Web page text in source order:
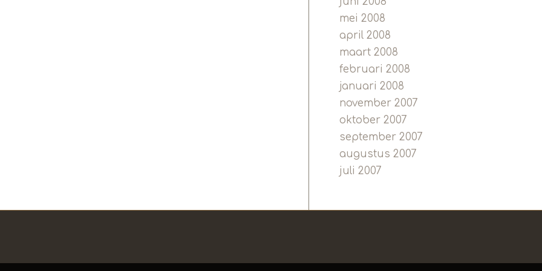
mei 2008
april 2008
maart 2008
februari 2008
januari 2008
november 2007
oktober 2007
september 2007
augustus 2007
juli 2007